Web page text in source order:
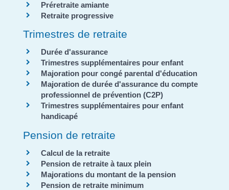
Préretraite amiante
Retraite progressive
Trimestres de retraite
Durée d'assurance
Trimestres supplémentaires pour enfant
Majoration pour congé parental d'éducation
Majoration de durée d'assurance du compte
professionnel de prévention (C2P)
Trimestres supplémentaires pour enfant
handicapé
Pension de retraite
Calcul de la retraite
Pension de retraite à taux plein
Majorations du montant de la pension
Pension de retraite minimum